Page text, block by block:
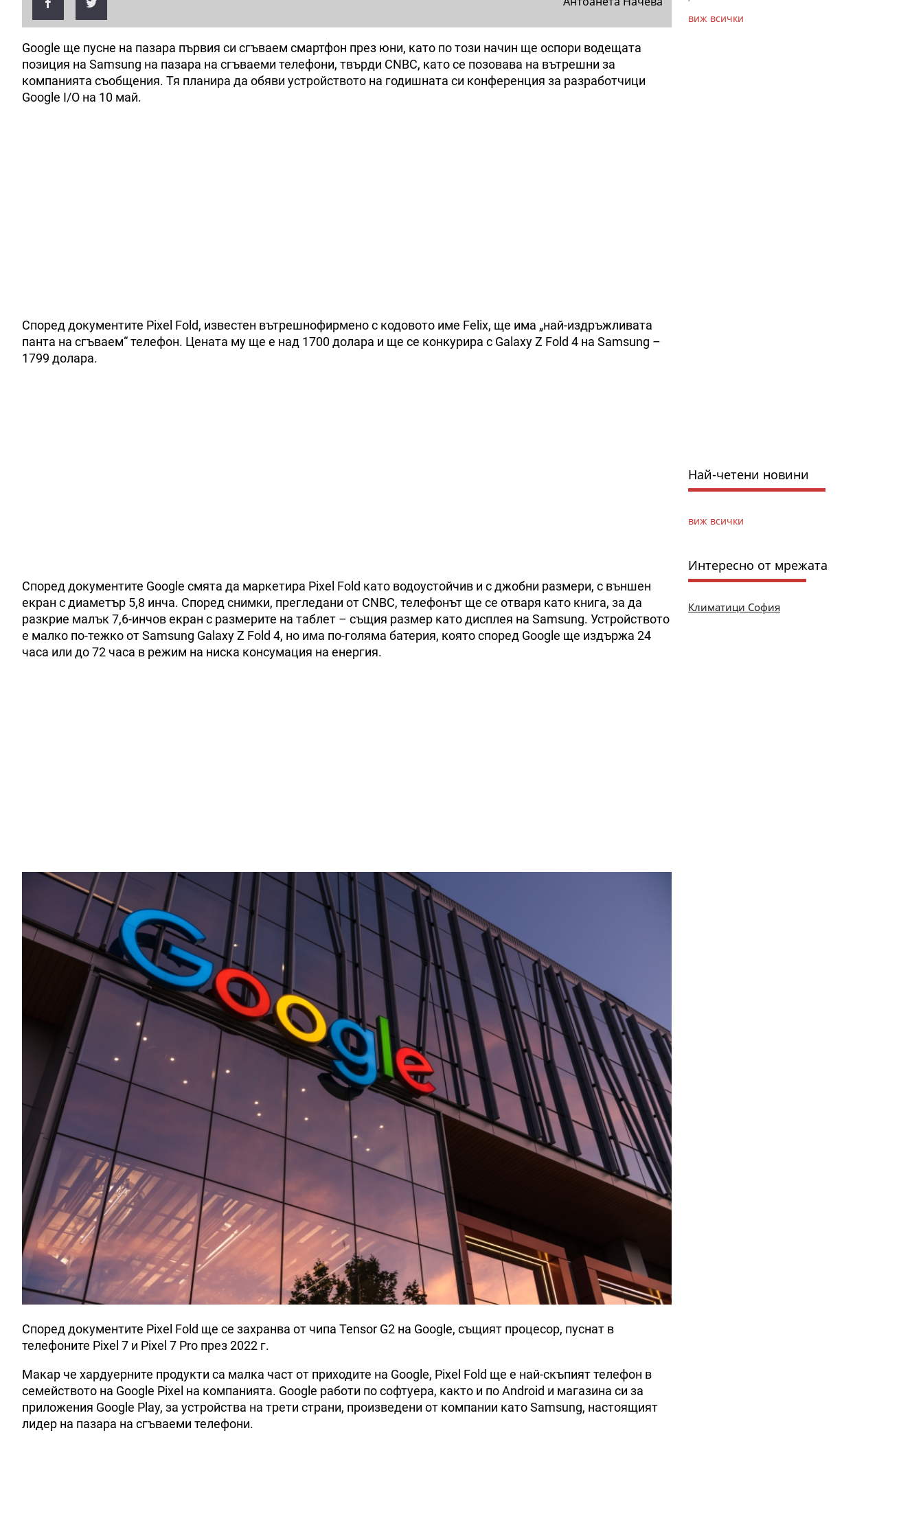
Google ще пусне на пазара първия си сгъваем смартфон през юни, като по този начин ще оспори водещата
позиция на Samsung на пазара на сгъваеми телефони, твърди CNBC, като се позовава на вътрешни за
компанията съобщения. Тя планира да обяви устройството на годишната си конференция за разработчици
Google I/O на 10 май.
Според документите Pixel Fold, известен вътрешнофирмено с кодовото име Felix, ще има „най-издръжливата
панта на сгъваем“ телефон. Цената му ще е над 1700 долара и ще се конкурира с Galaxy Z Fold 4 на Samsung –
1799 долара.
Според документите Google смята да маркетира Pixel Fold като водоустойчив и с джобни размери, с външен
екран с диаметър 5,8 инча. Според снимки, прегледани от CNBC, телефонът ще се отваря като книга, за да
разкрие малък 7,6-инчов екран с размерите на таблет – същия размер като дисплея на Samsung. Устройството
е малко по-тежко от Samsung Galaxy Z Fold 4, но има по-голяма батерия, която според Google ще издържа 24
часа или до 72 часа в режим на ниска консумация на енергия.
Според документите Pixel Fold ще се захранва от чипа Tensor G2 на Google, същият процесор, пуснат в
телефоните Pixel 7 и Pixel 7 Pro през 2022 г.
Макар че хардуерните продукти са малка част от приходите на Google, Pixel Fold ще е най-скъпият телефон в
семейството на Google Pixel на компанията. Google работи по софтуера, както и по Android и магазина си за
приложения Google Play, за устройства на трети страни, произведени от компании като Samsung, настоящият
лидер на пазара на сгъваеми телефони.
виж всички
Най-четени новини
виж всички
Интересно от мрежата
Климатици София